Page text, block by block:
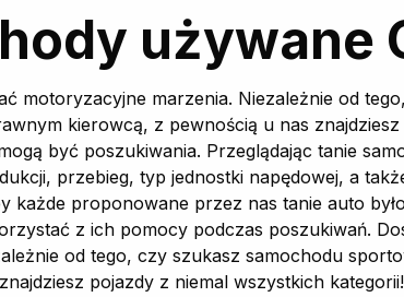
używane
motoryzacyjne marzenia. Niezależnie od
kierowcą, z pewnością u nas
być poszukiwania. Przeglądając tanie
przebieg, typ jednostki napędowej, a
każde proponowane przez nas tanie auto
z ich pomocy podczas poszukiwań.
od tego, czy szukasz samochodu
pojazdy z niemal wszystkich kategorii!